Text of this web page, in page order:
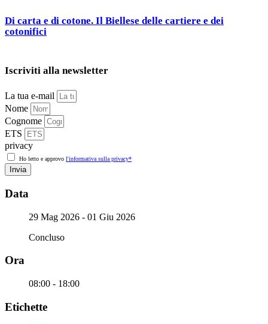
Di carta e di cotone. Il Biellese delle cartiere e dei
cotonifici
Iscriviti alla newsletter
La tua e-mail
Nome
Cognome
ETS
privacy
Ho letto e approvo l'informativa sulla privacy*
Invia
Data
29 Mag 2026 - 01 Giu 2026
Concluso
Ora
08:00 - 18:00
Etichette